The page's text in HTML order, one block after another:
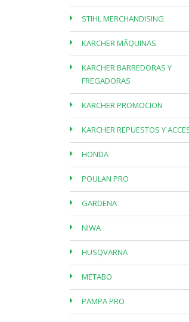
STIHL MERCHANDISING
KARCHER MÃQUINAS
KARCHER BARREDORAS Y
FREGADORAS
KARCHER PROMOCION
KARCHER REPUESTOS Y
HONDA
POULAN PRO
GARDENA
NIWA
HUSQVARNA
METABO
PAMPA PRO